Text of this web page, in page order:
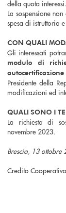
della quota interessi.
La sospensione
spesa di istruttoria
CON QUALI
Gli interessati
modulo di
autocertificazione
Presidente della
modificazioni ed
QUALI SONO I
La richiesta di
novembre 2023.
Brescia, 13 ottobre
BTL
Credito Cooperativo